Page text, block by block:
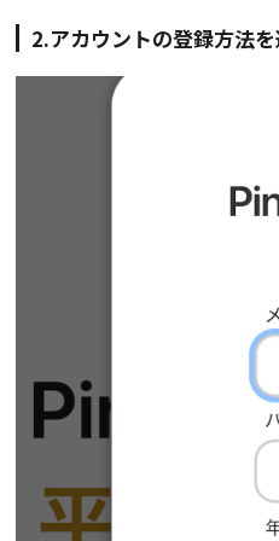
2.アカウントの登録方法